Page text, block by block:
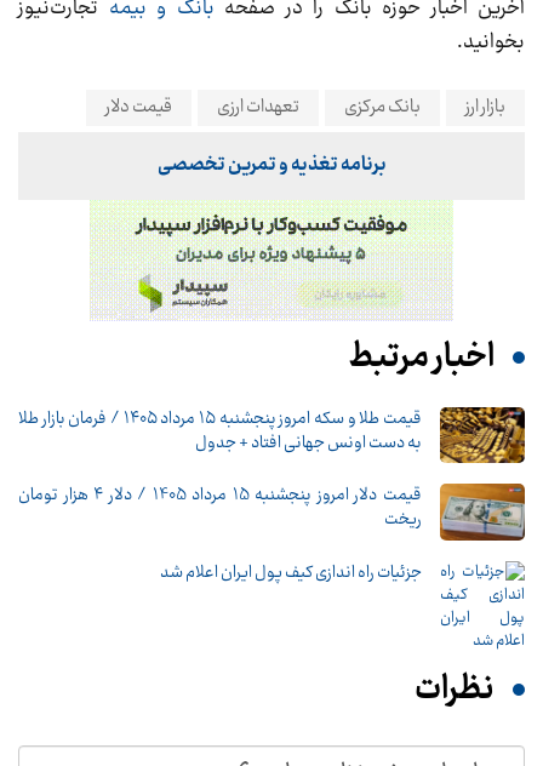
آخرین اخبار حوزه بانک را در صفحه بانک و بیمه تجارت‌نیوز
بخوانید.
بازار ارز بانک مرکزی تعهدات ارزی قیمت دلار
برنامه تغذیه و تمرین تخصصی
اخبار مرتبط
قیمت طلا و سکه امروز پنجشنبه ۱۵ مرداد ۱۴۰۵ / فرمان بازار طلا
به دست اونس جهانی افتاد + جدول
قیمت دلار امروز پنجشنبه 15 مرداد 1405 / دلار ۴ هزار تومان
ریخت
جزئیات راه اندازی کیف پول ایران اعلام شد
نظرات